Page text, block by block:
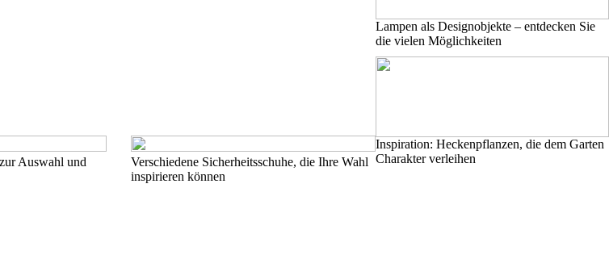
Auswahl und
Verschiedene Sicherheitsschuhe, die Ihre Wahl
inspirieren können
Lampen als Designobjekte – entdecken Sie
die vielen Möglichkeiten
Inspiration: Heckenpflanzen, die dem Garten
Charakter verleihen